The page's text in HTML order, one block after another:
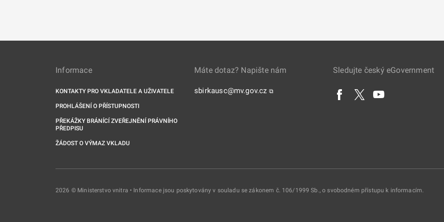
Informace
KONTAKTY PRO VKLADATELE A UŽIVATELE
PROHLÁŠENÍ O PŘÍSTUPNOSTI
PŘEKÁŽKY BRÁNÍCÍ ZVEŘEJNĚNÍ PRÁVNÍHO
PŘEDPISU
ŽÁDOST O VÝMAZ VKLADU
Máte dotaz? Napište nám
sbirkausc@mv.gov.cz ⧉
Sledujte český eGovernment
2026 © Ministerstvo vnitra • Informace jsou poskytovány v souladu se zákonem č. 106/1999 Sb., o svobodném přístupu k informacím.